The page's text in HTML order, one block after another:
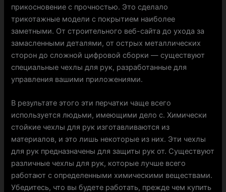
прикосновение с прочностью. Это сделало
трикотажные модели с покрытием наиболее
заметными. От строительного веб-сайта до ухода за
замасленными деталями, от острых металлических
сторон до сложной цифровой сборки — существуют
специальные чехлы для рук, разработанные для
управления вашими приложениями.
В результате этого эти перчатки чаще всего
используется людьми, имеющими дело с. Химически
стойкие чехлы для рук изготавливаются из
материалов, и это лишь некоторые из них. Эти чехлы
для рук предназначены для защиты рук от. Существуют
различные чехлы для рук, которые лучше всего
работают с определенными химическими веществами.
Убедитесь, что вы будете работать, прежде чем купить